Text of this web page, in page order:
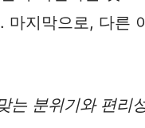
지막으로, 다른
분위기와 편리